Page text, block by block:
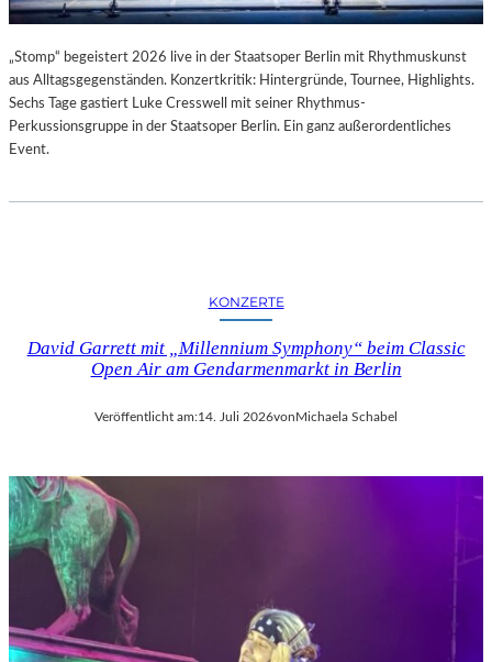
„Stomp“ begeistert 2026 live in der Staatsoper Berlin mit Rhythmuskunst
aus Alltagsgegenständen. Konzertkritik: Hintergründe, Tournee, Highlights.
Sechs Tage gastiert Luke Cresswell mit seiner Rhythmus-
Perkussionsgruppe in der Staatsoper Berlin. Ein ganz außerordentliches
Event.
KONZERTE
David Garrett mit „Millennium Symphony“ beim Classic
Open Air am Gendarmenmarkt in Berlin
Veröffentlicht am:14. Juli 2026vonMichaela Schabel